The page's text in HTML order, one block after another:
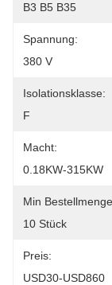
B3 B5 B35
Spannung:
380 V
Isolationsklasse:
F
Macht:
0.18KW-315KW
Min
10 Stück
Preis:
USD30-USD860